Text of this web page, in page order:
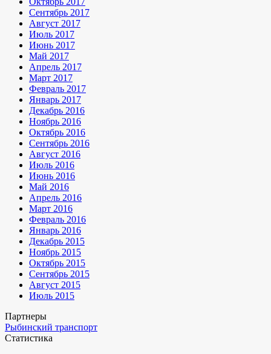
Сентябрь 2017
Август 2017
Июль 2017
Июнь 2017
Май 2017
Апрель 2017
Март 2017
Февраль 2017
Январь 2017
Декабрь 2016
Ноябрь 2016
Октябрь 2016
Сентябрь 2016
Август 2016
Июль 2016
Июнь 2016
Май 2016
Апрель 2016
Март 2016
Февраль 2016
Январь 2016
Декабрь 2015
Ноябрь 2015
Октябрь 2015
Сентябрь 2015
Август 2015
Июль 2015
Партнеры
Рыбинский транспорт
Статистика